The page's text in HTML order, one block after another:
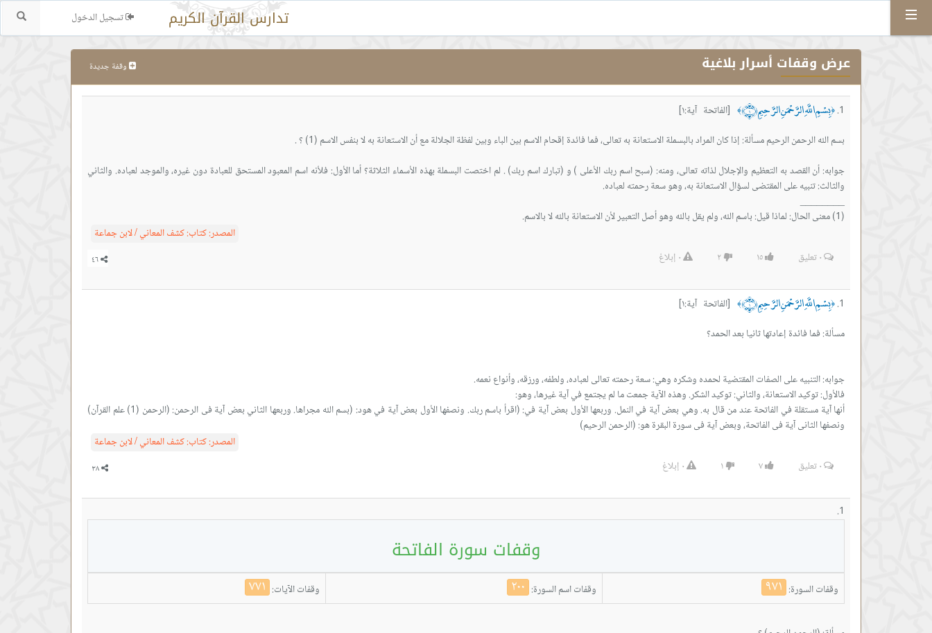
تسجيل الدخول تدارس القرآن الكريم
عرض وقفات أسرار بلاغية وقفة جديدة
﴿بِسْمِ اللَّهِ الرَّحْمَنِ الرَّحِيمِ ﴿١﴾ ﴾
[الفاتحة آية:١]
جوابه: أن القصد به التعظيم والإجلال لذاته تعالى، ومنه: (سبح اسم ربك الأعلى ) و (تبارك اسم ربك) . لم اختصت البسملة بهذه الأسماء الثلاثة؟ أما الأول: فلأنه اسم المعبود المستحق للعبادة دون غيره، والموجد لعباده. والثاني
(1) معنى الحال: لماذا قيل: باسم الله، ولم يقل بالله وهو أصل التعبير لأن الاستعانة بالله لا بالاسم.
المصدر:كتاب: كشف المعاني / لابن جماعة
٠تعليق ١٥ ٢ ٠ إبلاغ
﴿بِسْمِ اللَّهِ الرَّحْمَنِ الرَّحِيمِ ﴿١﴾ ﴾
[الفاتحة آية:١]
أنها آية مستقلة في الفاتحة عند من قال به. وهي بعض آية في النمل. وربعها الأول بعض آية في: (اقرأ باسم ربك. ونصفها الأول بعض آية في هود: (بسم الله مجراها. وربعها الثاني بعض آية فى الرحمن: (الرحمن (1) علم القرآن)
ونصفها الثانى آية فى الفاتحة، وبعض آية فى سورة البقرة هو: (الرحمن الرحيم)
المصدر:كتاب: كشف المعاني / لابن جماعة
٠تعليق ٧ ١ ٠ إبلاغ
وقفات سورة الفاتحة
وقفات السورة: ٩٧١ وقفات اسم السورة: ٢٠٠ وقفات الآيات: ٧٧١